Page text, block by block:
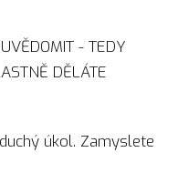
- TEDY
DĚLÁTE
úkol. Zamyslete